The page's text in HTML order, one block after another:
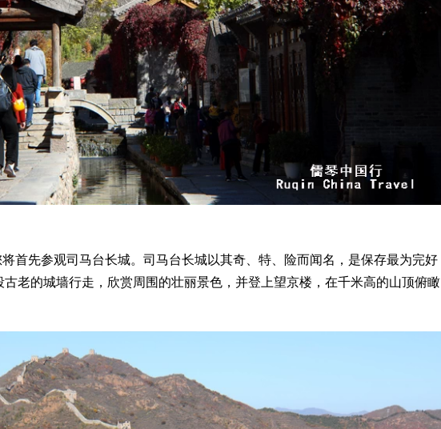
首先参观司马台长城。司马台长城以其奇、特、险而闻名，是保存最为完好
老的城墙行走，欣赏周围的壮丽景色，并登上望京楼，在千米高的山顶俯瞰